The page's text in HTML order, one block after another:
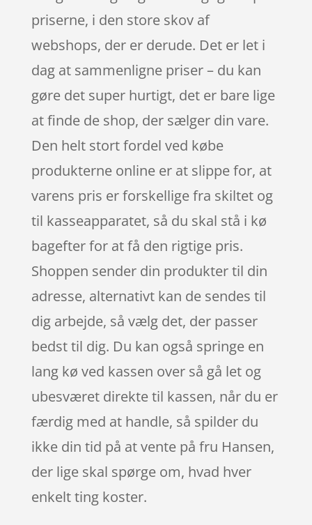
priserne, i den store skov af
webshops, der er derude. Det er let i
dag at sammenligne priser – du kan
gøre det super hurtigt, det er bare lige
at finde de shop, der sælger din vare.
Den helt stort fordel ved købe
produkterne online er at slippe for, at
varens pris er forskellige fra skiltet og
til kasseapparatet, så du skal stå i kø
bagefter for at få den rigtige pris.
Shoppen sender din produkter til din
adresse, alternativt kan de sendes til
dig arbejde, så vælg det, der passer
bedst til dig. Du kan også springe en
lang kø ved kassen over så gå let og
ubesværet direkte til kassen, når du er
færdig med at handle, så spilder du
ikke din tid på at vente på fru Hansen,
der lige skal spørge om, hvad hver
enkelt ting koster.